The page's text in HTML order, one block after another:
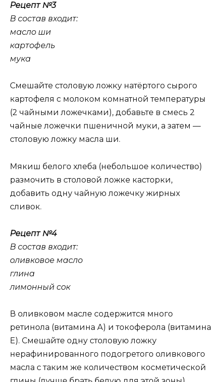
Рецепт №3
В состав входит:
масло ши
картофель
мука
Смешайте столовую ложку натёртого сырого
картофеля с молоком комнатной температуры
(2 чайными ложечками), добавьте в смесь 2
чайные ложечки пшеничной муки, а затем —
столовую ложку масла ши.
Мякиш белого хлеба (небольшое количество)
размочить в столовой ложке касторки,
добавить одну чайную ложечку жирных
сливок.
Рецепт №4
В состав входит:
оливковое масло
глина
лимонный сок
В оливковом масле содержится много
ретинола (витамина А) и токоферола (витамина
Е). Смешайте одну столовую ложку
нерафинированного подогретого оливкового
масла с таким же количеством косметической